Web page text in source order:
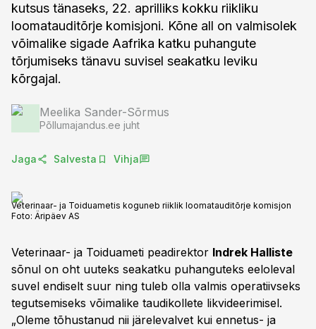
kutsus tänaseks, 22. aprilliks kokku riikliku
loomatauditõrje komisjoni. Kõne all on valmisolek
võimalike sigade Aafrika katku puhangute
tõrjumiseks tänavu suvisel seakatku leviku
kõrgajal.
Meelika Sander-Sõrmus
Põllumajandus.ee juht
Jaga Salvesta Vihja
Veterinaar- ja Toiduametis koguneb riiklik loomatauditõrje komisjon
Foto: Äripäev AS
Veterinaar- ja Toiduameti peadirektor Indrek Halliste
sõnul on oht uuteks seakatku puhanguteks eeloleval
suvel endiselt suur ning tuleb olla valmis operatiivseks
tegutsemiseks võimalike taudikollete likvideerimisel.
„Oleme tõhustanud nii järelevalvet kui ennetus- ja